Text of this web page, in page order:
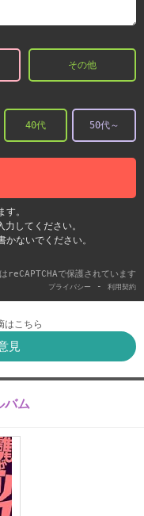
その他
40代 50代～
。
してください。
ないでください。
reCAPTCHAで保護されています
プライバシー - 利用契約
はこちら
見
バム